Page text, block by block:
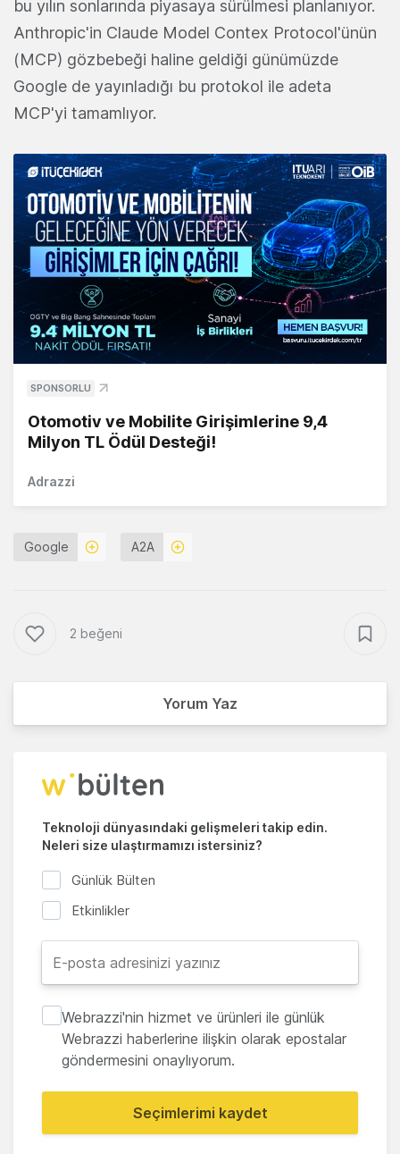
bu yılın sonlarında piyasaya sürülmesi planlanıyor.
Anthropic'in Claude Model Contex Protocol'ünün
(MCP) gözbebeği haline geldiği günümüzde
Google de yayınladığı bu protokol ile adeta
MCP'yi tamamlıyor.
SPONSORLU
Otomotiv ve Mobilite Girişimlerine 9,4
Milyon TL Ödül Desteği!
Adrazzi
Google A2A
2 beğeni
Yorum Yaz
Teknoloji dünyasındaki gelişmeleri takip edin.
Neleri size ulaştırmamızı istersiniz?
Günlük Bülten
Etkinlikler
Webrazzi'nin hizmet ve ürünleri ile günlük
Webrazzi haberlerine ilişkin olarak epostalar
göndermesini onaylıyorum.
Seçimlerimi kaydet